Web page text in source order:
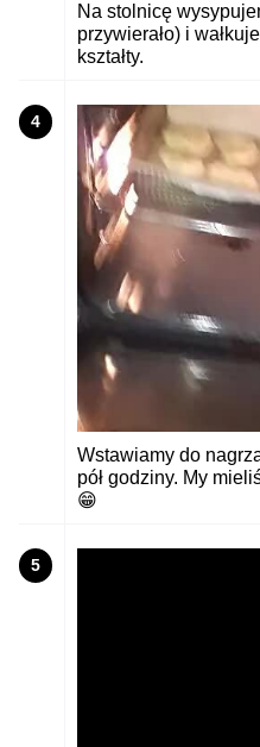
Na stolnicę
przywierało) i
kształty.
4
Wstawiamy do
pół godziny. My
😁
5